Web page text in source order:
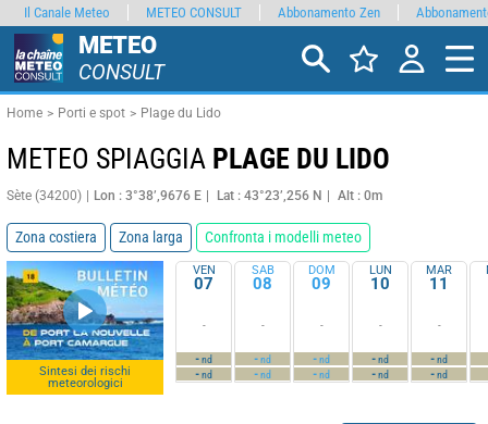
METEO
CONSULT
Home Porti e spot Plage du Lido
METEO SPIAGGIA PLAGE DU LIDO
Sète (34200) Lon : 3°38’,9676 E Lat : 43°23’,256 N Alt : 0m
Zona costiera Zona larga Confronta i modelli meteo
Sintesi dei rischi
meteorologici
VEN
07
-
-nd
-nd
SAB
08
-
-nd
-nd
DOM
09
-
-nd
-nd
LUN
10
-
-nd
-nd
MAR
11
-
-nd
-nd
Il Canale Meteo METEO CONSULT Abbonamento Zen